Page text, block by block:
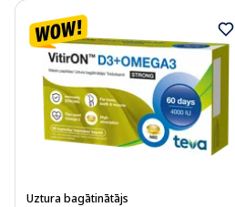
Uztura bagātinātājs